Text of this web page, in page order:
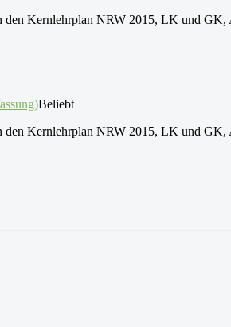
den Kernlehrplan NRW 2015, LK und
Beliebt
den Kernlehrplan NRW 2015, LK und